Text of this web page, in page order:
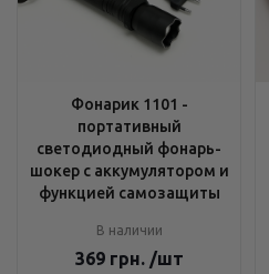
Фонарик 1101 -
портативный
светодиодный фонарь-
шокер с аккумулятором и
функцией самозащиты
В наличии
369 грн. /шт